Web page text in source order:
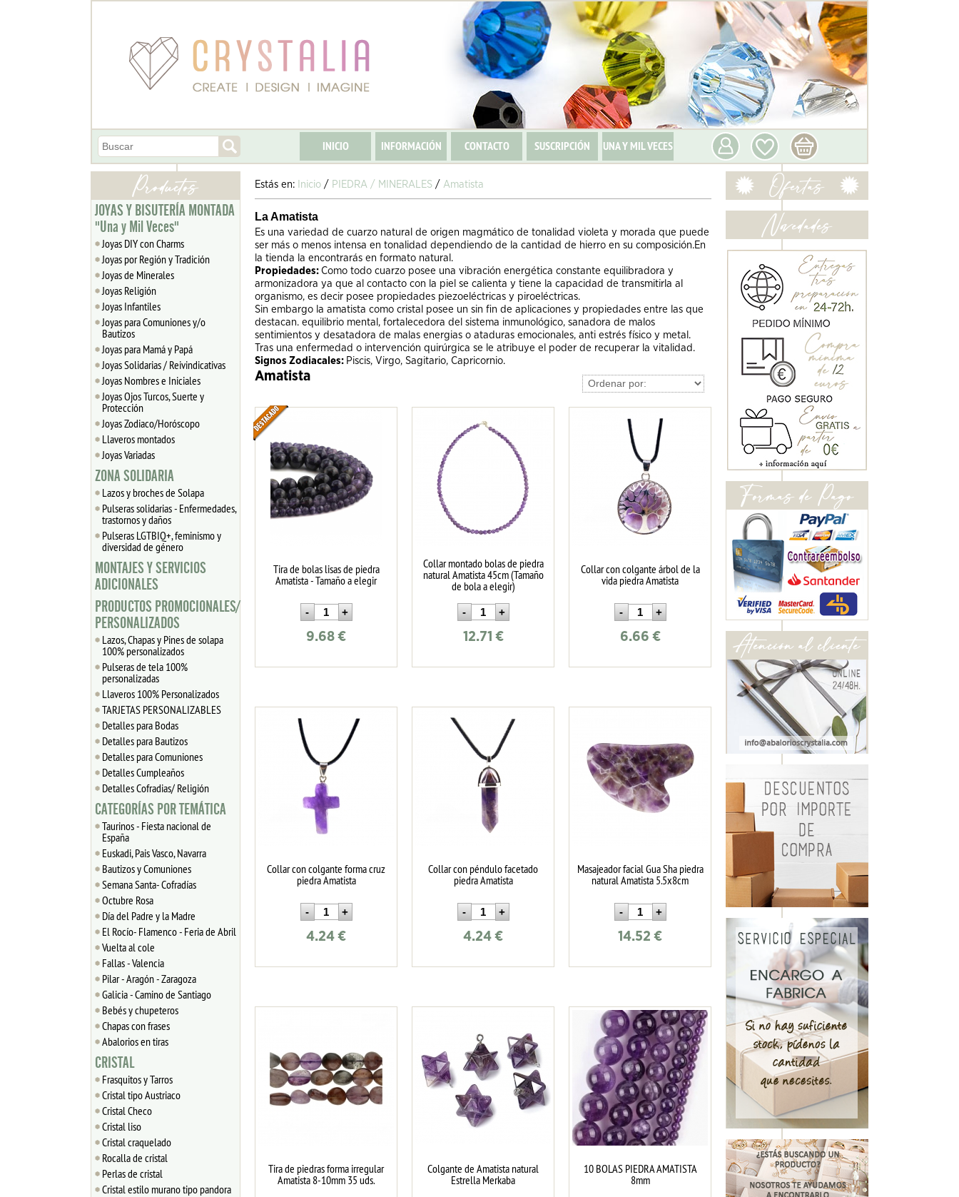
INICIO INFORMACIÓN CONTACTO SUSCRIPCIÓN UNA Y MIL VECES
JOYAS Y BISUTERÍA MONTADA
"Una y Mil Veces"
Joyas DIY con Charms
Joyas por Región y Tradición
Joyas de Minerales
Joyas Religión
Joyas Infantiles
Joyas para Comuniones y/o
Bautizos
Joyas para Mamá y Papá
Joyas Solidarias / Reivindicativas
Joyas Nombres e Iniciales
Joyas Ojos Turcos, Suerte y
Protección
Joyas Zodiaco/Horóscopo
Llaveros montados
Joyas Variadas
ZONA SOLIDARIA
Lazos y broches de Solapa
Pulseras solidarias - Enfermedades,
trastornos y daños
Pulseras LGTBIQ+, feminismo y
diversidad de género
MONTAJES Y SERVICIOS
ADICIONALES
PRODUCTOS PROMOCIONALES/
PERSONALIZADOS
Lazos, Chapas y Pines de solapa
100% personalizados
Pulseras de tela 100%
personalizadas
Llaveros 100% Personalizados
TARJETAS PERSONALIZABLES
Detalles para Bodas
Detalles para Bautizos
Detalles para Comuniones
Detalles Cumpleaños
Detalles Cofradias/ Religión
CATEGORÍAS POR TEMÁTICA
Taurinos - Fiesta nacional de
España
Euskadi, Pais Vasco, Navarra
Bautizos y Comuniones
Semana Santa- Cofradías
Octubre Rosa
Día del Padre y la Madre
El Rocío- Flamenco - Feria de Abril
Vuelta al cole
Fallas - Valencia
Pilar - Aragón - Zaragoza
Galicia - Camino de Santiago
Bebés y chupeteros
Chapas con frases
Abalorios en tiras
CRISTAL
Frasquitos y Tarros
Cristal tipo Austriaco
Cristal Checo
Cristal liso
Cristal craquelado
Rocalla de cristal
Perlas de cristal
Cristal estilo murano tipo pandora
Estás en: Inicio / PIEDRA / MINERALES / Amatista
La Amatista
Es una variedad de cuarzo natural de origen magmático de tonalidad violeta y morada que puede
ser más o menos intensa en tonalidad dependiendo de la cantidad de hierro en su composición.En
la tienda la encontrarás en formato natural.
Propiedades: Como todo cuarzo posee una vibración energética constante equilibradora y
armonizadora ya que al contacto con la piel se calienta y tiene la capacidad de transmitirla al
organismo, es decir posee propiedades piezoeléctricas y piroeléctricas.
Sin embargo la amatista como cristal posee un sin fin de aplicaciones y propiedades entre las que
destacan. equilibrio mental, fortalecedora del sistema inmunológico, sanadora de malos
sentimientos y desatadora de malas energias o ataduras emocionales, anti estrés físico y metal.
Tras una enfermedad o intervención quirúrgica se le atribuye el poder de recuperar la vitalidad.
Signos Zodiacales: Piscis, Virgo, Sagitario, Capricornio.
Amatista
Tira de bolas lisas de piedra
Amatista - Tamaño a elegir
9.68 €
Collar montado bolas de piedra
natural Amatista 45cm (Tamaño
de bola a elegir)
12.71 €
Collar con colgante árbol de la
vida piedra Amatista
6.66 €
Collar con colgante forma cruz
piedra Amatista
4.24 €
Collar con péndulo facetado
piedra Amatista
4.24 €
Masajeador facial Gua Sha piedra
natural Amatista 5.5x8cm
14.52 €
Tira de piedras forma irregular
Amatista 8-10mm 35 uds.
Colgante de Amatista natural
Estrella Merkaba
10 BOLAS PIEDRA AMATISTA
8mm